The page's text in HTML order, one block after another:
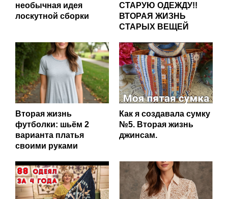
необычная идея
лоскутной сборки
СТАРУЮ ОДЕЖДУ!!
ВТОРАЯ ЖИЗНЬ
СТАРЫХ ВЕЩЕЙ
Вторая жизнь
футболки: шьём 2
варианта платья
своими руками
Как я создавала сумку
№5. Вторая жизнь
джинсам.